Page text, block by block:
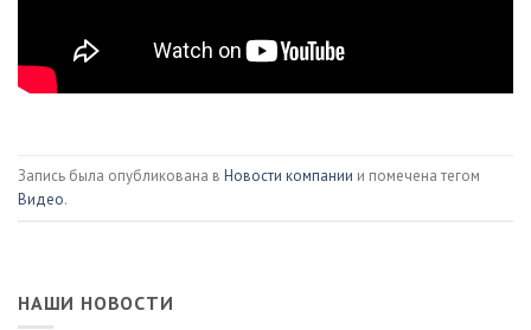
НАШИ НОВОСТИ
Запись была опубликована в Новости компании и помечена тегом
Видео.